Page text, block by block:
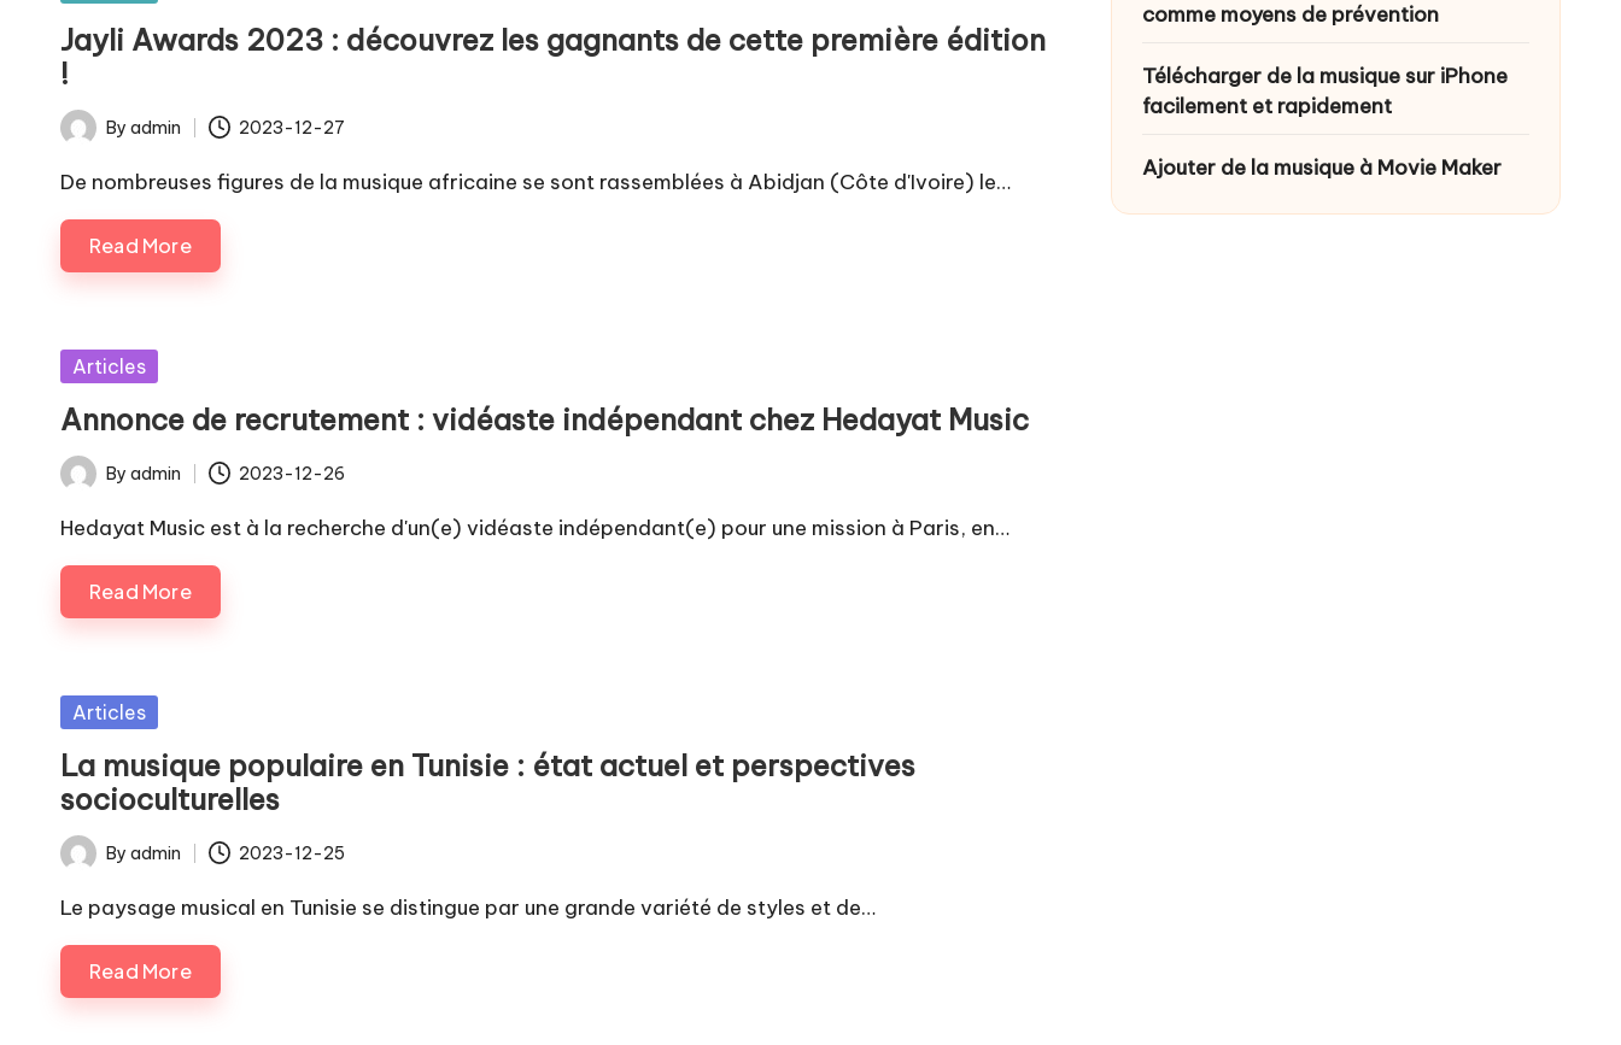
Jayli Awards 2023 : découvrez les gagnants de cette première édition
!
Posted
by
By admin 2023-12-27
De nombreuses figures de la musique africaine se sont rassemblées à Abidjan (Côte d'Ivoire) le…
Read More
Posted
Articles
Annonce de recrutement : vidéaste indépendant chez Hedayat Music
Posted
by
By admin 2023-12-26
Hedayat Music est à la recherche d'un(e) vidéaste indépendant(e) pour une mission à Paris, en…
Read More
Posted
Articles
La musique populaire en Tunisie : état actuel et perspectives
socioculturelles
Posted
by
By admin 2023-12-25
Le paysage musical en Tunisie se distingue par une grande variété de styles et de…
Read More
comme moyens de prévention
Télécharger de la musique sur iPhone
facilement et rapidement
Ajouter de la musique à Movie Maker